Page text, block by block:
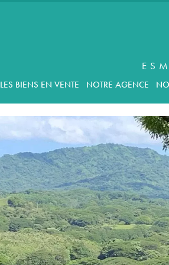
LES BIENS EN VENTE NOTRE AGENCE